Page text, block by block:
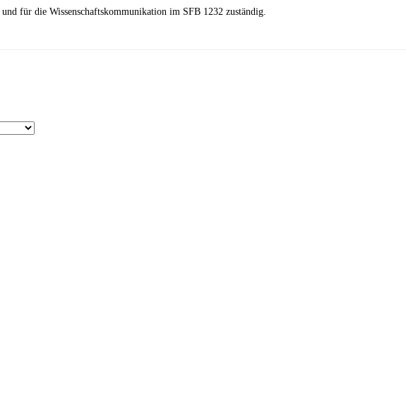
und für die Wissenschaftskommunikation im SFB 1232 zuständig.